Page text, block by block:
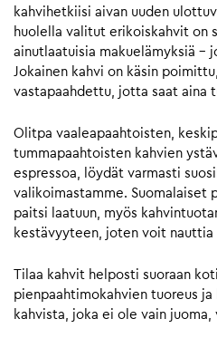
kahvihetkiisi aivan uuden
huolella valitut erikoiskahvit on
ainutlaatuisia makuelämyksiä –
Jokainen kahvi on käsin
vastapaahdettu, jotta saat aina
Olitpa vaaleapaahtoisten,
tummapaahtoisten kahvien
espressoa, löydät varmasti
valikoimastamme. Suomalaiset
paitsi laatuun, myös
kestävyyteen, joten voit nauttia
Tilaa kahvit helposti suoraan
pienpaahtimokahvien tuoreus
kahvista, joka ei ole vain juoma,